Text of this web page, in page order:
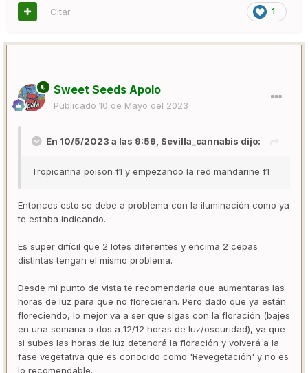
1
Citar
Sweet Seeds Apolo
Publicado 10 de Mayo del 2023
En 10/5/2023 a las 9:59, Sevilla_cannabis dijo:
Tropicanna poison f1 y empezando la red mandarine f1
Entonces esto se debe a problema con la iluminación como ya
te estaba indicando.
Es super difícil que 2 lotes diferentes y encima 2 cepas
distintas tengan el mismo problema.
Desde mi punto de vista te recomendaría que aumentaras las
horas de luz para que no florecieran. Pero dado que ya están
floreciendo, lo mejor va a ser que sigas con la floración (bajes
en una semana o dos a 12/12 horas de luz/oscuridad), ya que
si subes las horas de luz detendrá la floración y volverá a la
fase vegetativa que es conocido como 'Revegetación' y no es
lo recomendable.